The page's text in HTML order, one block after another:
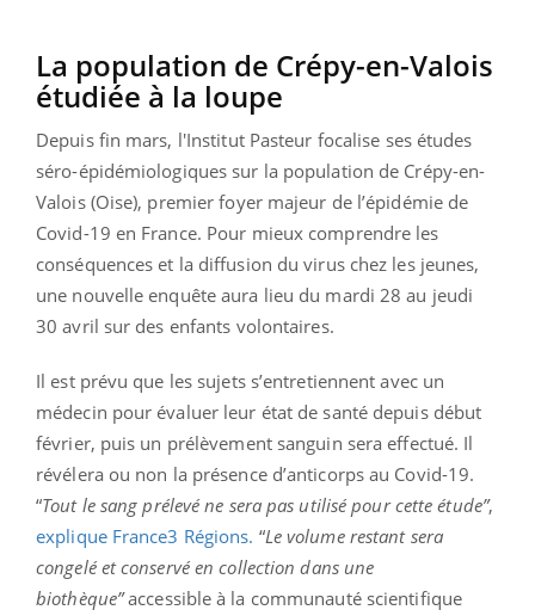
La population de Crépy-en-Valois
étudiée à la loupe
Depuis fin mars, l'Institut Pasteur focalise ses études
séro-épidémiologiques sur la population de Crépy-en-
Valois (Oise), premier foyer majeur de l’épidémie de
Covid-19 en France. Pour mieux comprendre les
conséquences et la diffusion du virus chez les jeunes,
une nouvelle enquête aura lieu du mardi 28 au jeudi
30 avril sur des enfants volontaires.
Il est prévu que les sujets s’entretiennent avec un
médecin pour évaluer leur état de santé depuis début
février, puis un prélèvement sanguin sera effectué. Il
révélera ou non la présence d’anticorps au Covid-19.
“Tout le sang prélevé ne sera pas utilisé pour cette étude”,
explique France3 Régions. “Le volume restant sera
congelé et conservé en collection dans une
biothèque”accessible à la communauté scientifique